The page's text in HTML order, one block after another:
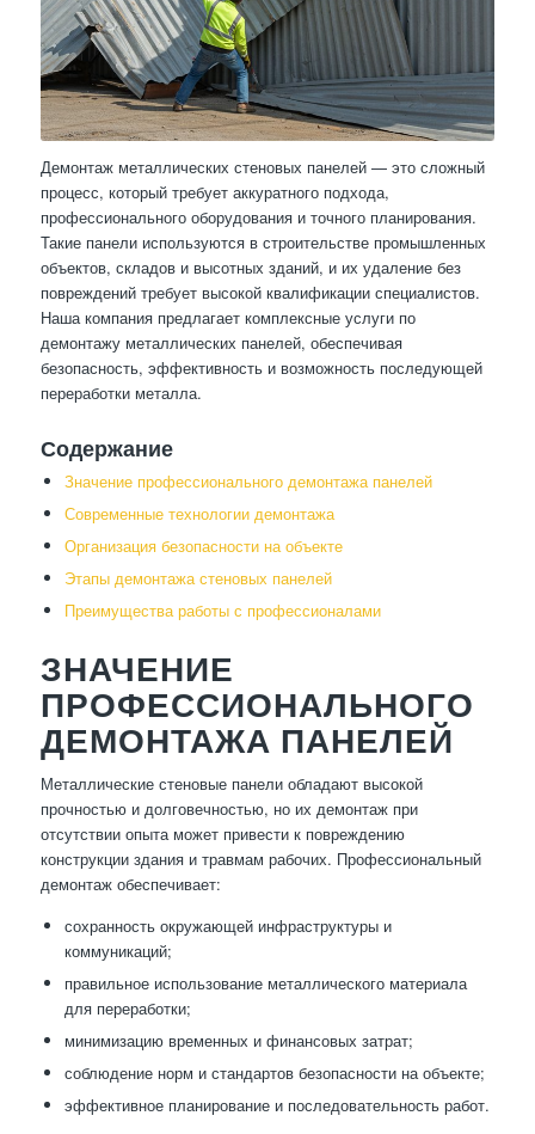
Демонтаж металлических стеновых панелей — это сложный
процесс, который требует аккуратного подхода,
профессионального оборудования и точного планирования.
Такие панели используются в строительстве промышленных
объектов, складов и высотных зданий, и их удаление без
повреждений требует высокой квалификации специалистов.
Наша компания предлагает комплексные услуги по
демонтажу металлических панелей, обеспечивая
безопасность, эффективность и возможность последующей
переработки металла.
Содержание
Значение профессионального демонтажа панелей
Современные технологии демонтажа
Организация безопасности на объекте
Этапы демонтажа стеновых панелей
Преимущества работы с профессионалами
ЗНАЧЕНИЕ
ПРОФЕССИОНАЛЬНОГО
ДЕМОНТАЖА ПАНЕЛЕЙ
Металлические стеновые панели обладают высокой
прочностью и долговечностью, но их демонтаж при
отсутствии опыта может привести к повреждению
конструкции здания и травмам рабочих. Профессиональный
демонтаж обеспечивает:
сохранность окружающей инфраструктуры и
коммуникаций;
правильное использование металлического материала
для переработки;
минимизацию временных и финансовых затрат;
соблюдение норм и стандартов безопасности на объекте;
эффективное планирование и последовательность работ.